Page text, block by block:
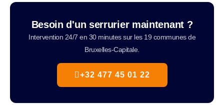
Besoin d'un serrurier maintenant ?
Intervention 24/7 en 30 minutes sur les 19 communes de
Bruxelles-Capitale.
+32 477 45 01 22